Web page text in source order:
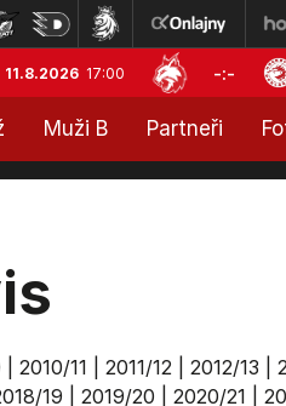
11.8.2026 17:00 -:-
Muži B Partneři
2010/11 2011/12| 2012/13
19 2019/20 2020/21